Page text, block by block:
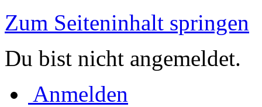
Zum Seiteninhalt springen
Du bist nicht angemeldet.
Anmelden